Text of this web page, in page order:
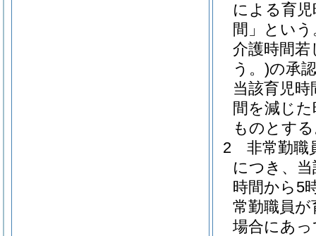
による育
間」という
介護時間
う。)の承
当該育児
間を減じた
ものとす
2
非常勤職
につき、
時間から5
常勤職員
場合にあ